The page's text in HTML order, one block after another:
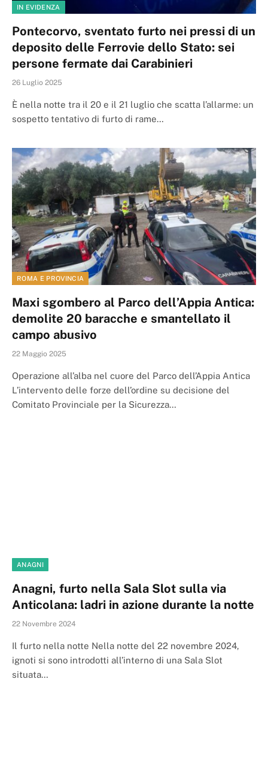
IN EVIDENZA
Pontecorvo, sventato furto nei pressi di un
deposito delle Ferrovie dello Stato: sei
persone fermate dai Carabinieri
26 Luglio 2025
È nella notte tra il 20 e il 21 luglio che scatta l’allarme: un
sospetto tentativo di furto di rame…
ROMA E PROVINCIA
Maxi sgombero al Parco dell’Appia Antica:
demolite 20 baracche e smantellato il
campo abusivo
22 Maggio 2025
Operazione all’alba nel cuore del Parco dell’Appia Antica
L’intervento delle forze dell’ordine su decisione del
Comitato Provinciale per la Sicurezza…
ANAGNI
Anagni, furto nella Sala Slot sulla via
Anticolana: ladri in azione durante la notte
22 Novembre 2024
Il furto nella notte Nella notte del 22 novembre 2024,
ignoti si sono introdotti all’interno di una Sala Slot
situata…